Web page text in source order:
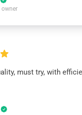
owner
must try, with